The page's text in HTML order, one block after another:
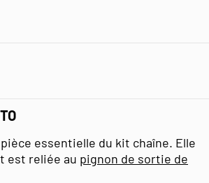
essentielle du kit chaîne. Elle
est reliée au pignon de sortie de